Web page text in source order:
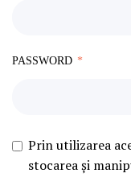
PASSWORD
Prin utilizarea
stocarea și